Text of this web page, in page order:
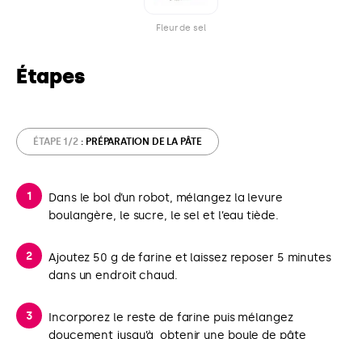
Fleur de sel
Étapes
ÉTAPE 1/2 : PRÉPARATION DE LA PÂTE
Dans le bol d’un robot, mélangez la levure
boulangère, le sucre, le sel et l’eau tiède.
Ajoutez 50 g de farine et laissez reposer 5 minutes
dans un endroit chaud.
Incorporez le reste de farine puis mélangez
doucement jusqu’à obtenir une boule de pâte